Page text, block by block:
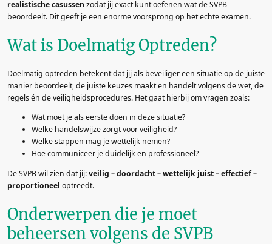
realistische casussenzodat jij exact kunt oefenen wat de SVPB
beoordeelt. Dit geeft je een enorme voorsprong op het echte examen.
Wat is Doelmatig Optreden?
Doelmatig optreden betekent dat jij als beveiliger een situatie op de juiste
manier beoordeelt, de juiste keuzes maakt en handelt volgens de wet, de
regels én de veiligheidsprocedures. Het gaat hierbij om vragen zoals:
Wat moet je als eerste doen in deze situatie?
Welke handelswijze zorgt voor veiligheid?
Welke stappen mag je wettelijk nemen?
Hoe communiceer je duidelijk en professioneel?
De SVPB wil zien dat jij:veilig – doordacht – wettelijk juist – effectief –
proportioneel optreedt.
Onderwerpen die je moet
beheersen volgens de SVPB